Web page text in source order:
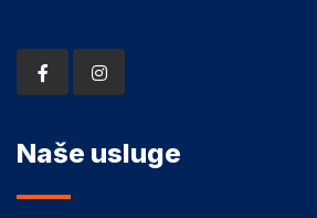
Naše usluge